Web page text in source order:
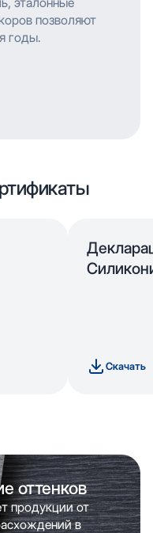
позволяют
годы.
Скачать
оттенков
продукции от
в